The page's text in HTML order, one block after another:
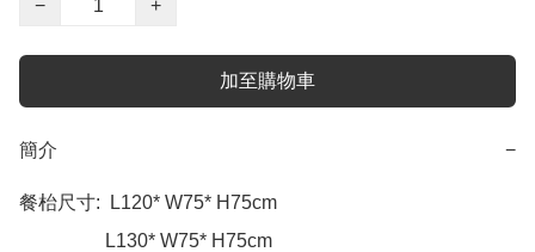
−
+
加至購物車
簡介 −
餐枱尺寸:  L120* W75* H75cm